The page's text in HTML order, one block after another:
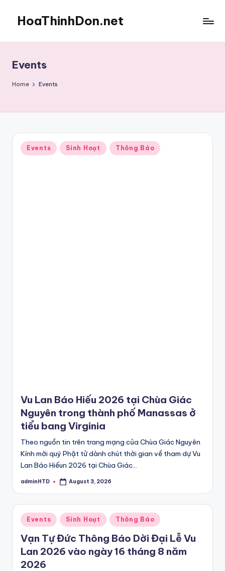
content
HoaThinhDon.net
in
Washington
D.C.
Events
Home Events
Posted
in
Events Sinh Hoạt Thông Báo
Vu Lan Báo Hiếu 2026 tại Chùa Giác
Nguyên trong thành phố Manassas ở
tiểu bang Virginia
Theo nguồn tin trên trang mạng của Chùa Giác Nguyên
Kính mời quý Phật tử dành chút thời gian về tham dự Vu
Lan Báo Hiếun 2026 tại Chùa Giác…
Posted
adminHTD August 3, 2026
Posted
in
Events Sinh Hoạt Thông Báo
Vạn Tự Đức Thông Báo Dời Đại Lễ Vu
Lan 2026 vào ngày 16 tháng 8 năm
2026